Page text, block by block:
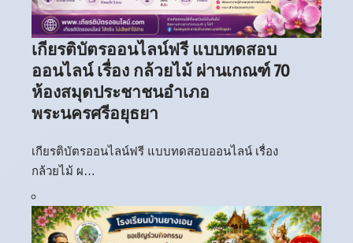
เกียรติบัตรออนไลน์ฟรี แบบทดสอบ
ออนไลน์ เรื่อง กล้วยไม้ ผ่านเกณฑ์ 70
ห้องสมุดประชาชนอำเภอ
พระนครศรีอยุธยา
เกียรติบัตรออนไลน์ฟรี แบบทดสอบออนไลน์ เรื่อง
กล้วยไม้ ผ…